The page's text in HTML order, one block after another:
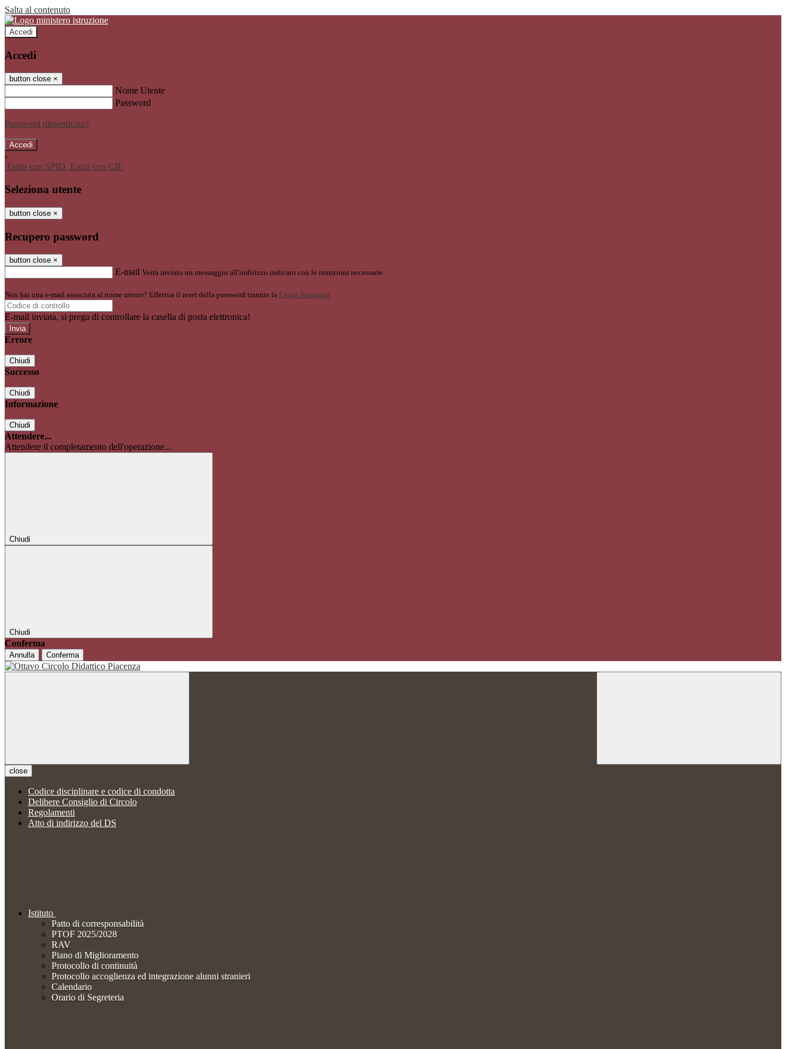
Salta al contenuto
Accedi
Accedi
button close ×
Nome Utente
Password
Password dimenticata?
-
Entra con SPID Entra con CIE
Seleziona utente
button close ×
Recupero password
button close ×
E-mail Verrà inviato un messaggio all'indirizzo indicato con le istruzioni necessarie.
Non hai una e-mail associata al nome utente? Effettua il reset della password tramite la Login Spaggiari
E-mail inviata, si prega di controllare la casella di posta elettronica!
Errore
Chiudi
Successo
Chiudi
Informazione
Chiudi
Attendere...
Attendere il completamento dell'operazione...
Chiudi
Chiudi
Conferma
Annulla Conferma
close
Codice disciplinare e codice di condotta
Delibere Consiglio di Circolo
Regolamenti
Atto di indirizzo del DS
Istituto
Patto di corresponsabilità
PTOF 2025/2028
RAV
Piano di Miglioramento
Protocollo di continuità
Protocollo accoglienza ed integrazione alunni stranieri
Calendario
Orario di Segreteria